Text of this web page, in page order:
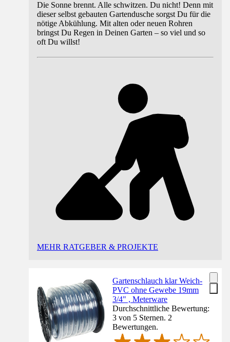
Die Sonne brennt. Alle schwitzen. Du nicht! Denn mit
dieser selbst gebauten Gartendusche sorgst Du für die
nötige Abkühlung. Mit alten oder neuen Rohren
bringst Du Regen in Deinen Garten – so viel und so
oft Du willst!
MEHR RATGEBER & PROJEKTE
Gartenschlauch klar Weich-
PVC ohne Gewebe 19mm
3/4" , Meterware
Durchschnittliche Bewertung:
3 von 5 Sternen. 2
Bewertungen.